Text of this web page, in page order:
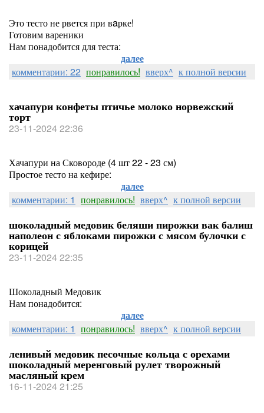
Это тесто не рвется при вaрке!
Готовим вареники
Нам понадобится для теста:
далее
комментарии: 22 понравилось! вверх^ к полной версии
хачапури конфеты птичье молоко норвежский
торт
23-11-2024 22:36
Хачапури на Сковороде (4 шт 22 - 23 см)
Простое тесто на кефире:
далее
комментарии: 1 понравилось! вверх^ к полной версии
шоколадный медовик беляши пирожки вак балиш
наполеон с яблоками пирожки с мясом булочки с
корицей
23-11-2024 22:35
Шоколадный Медовик
Нам понадобится:
далее
комментарии: 1 понравилось! вверх^ к полной версии
ленивый медовик песочные кольца с орехами
шоколадный меренговый рулет творожный
масляный крем
16-11-2024 21:25